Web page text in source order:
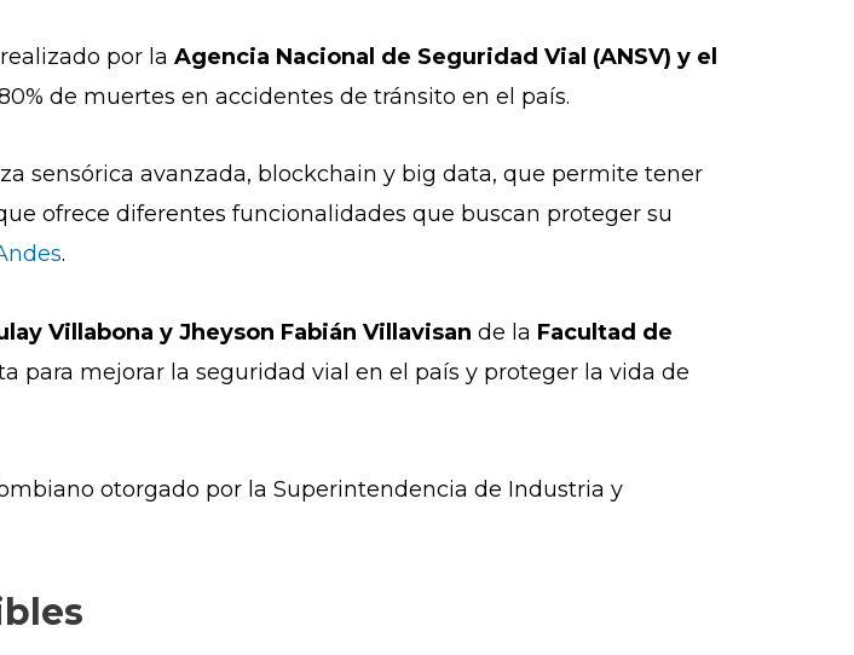
por la Agencia Nacional de Seguridad Vial (ANSV) y el
de muertes en accidentes de tránsito en el país.
sensórica avanzada, blockchain y big data, que permite tener
ofrece diferentes funcionalidades que buscan proteger su
.
Villabona y Jheyson Fabián Villavisan de la Facultad de
para mejorar la seguridad vial en el país y proteger la vida de
otorgado por la Superintendencia de Industria y